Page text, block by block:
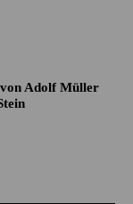
Adolf Müller